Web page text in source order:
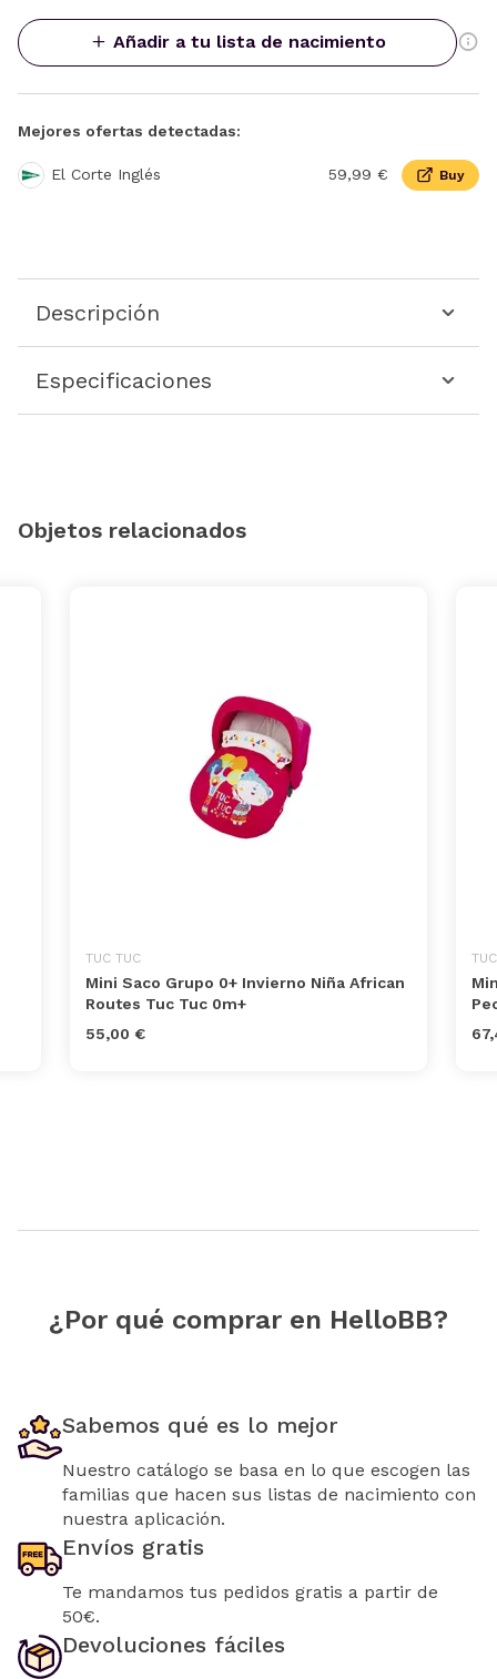
Añadir a tu lista de nacimiento
Mejores ofertas detectadas:
El Corte Inglés 59,99 € Buy
Descripción
Especificaciones
Objetos relacionados
TUC TUC
Mini Saco Grupo 0+ Invierno Niña African
Routes Tuc Tuc 0m+
55,00 €
¿Por qué comprar en HelloBB?
Sabemos qué es lo mejor
Nuestro catálogo se basa en lo que escogen las
familias que hacen sus listas de nacimiento con
nuestra aplicación.
Envíos gratis
Te mandamos tus pedidos gratis a partir de
50€.
Devoluciones fáciles